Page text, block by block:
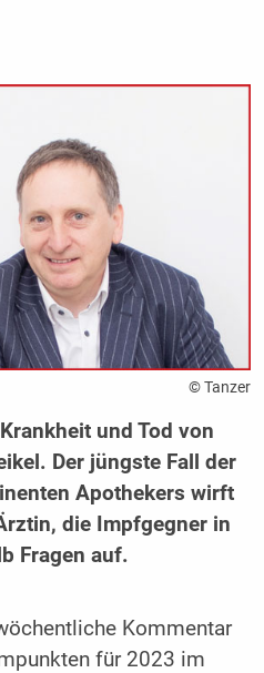
© Tanzer
und Tod von
Der jüngste Fall der
Apothekers wirft
die Impfgegner in
Fragen auf.
Kommentar
für 2023 im